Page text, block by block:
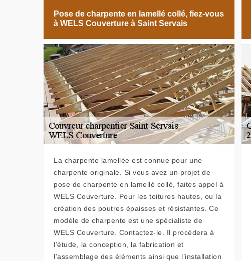
Pose de charpente en lamellé collé, fiez-vous
à WELS Couverture à Saint Servais
La charpente lamellée est connue pour une
charpente originale. Si vous avez un projet de
pose de charpente en lamellé collé, faites appel à
WELS Couverture. Pour les toitures hautes, ou la
création des poutres épaisses et résistantes. Ce
modèle de charpente est une spécialiste de
WELS Couverture. Contactez-le. Il procédera à
l’étude, la conception, la fabrication et
l’assemblage des éléments ainsi que l’installation